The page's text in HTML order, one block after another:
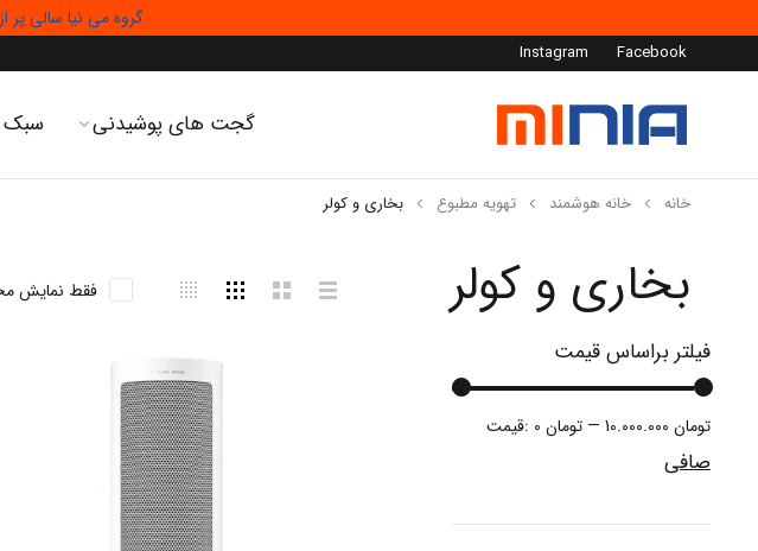
گروه می نیا سالی پر
Facebook
Instagram
گجت های پوشیدنی سبک
بخاری و کولر
خانه خانه هوشمند تهویه مطبوع بخاری و کولر
فیلتر براساس قیمت
صافی
قيمت: 0 تومان — 10.000.000 تومان
فقط نمایش